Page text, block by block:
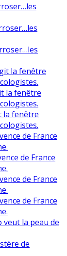
la fenêtre
la fenêtre
la fenêtre
de France
de France
de France
de France
veut la peau de
de